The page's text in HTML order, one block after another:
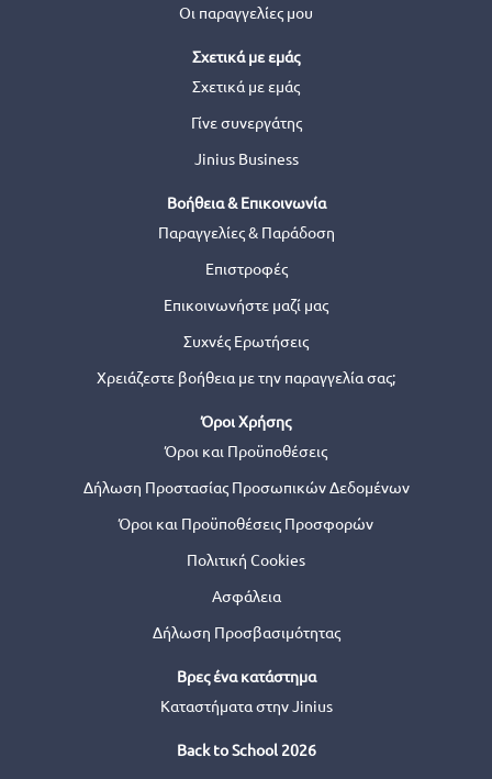
Οι παραγγελίες μου
Σχετικά με εμάς
Σχετικά με εμάς
Γίνε συνεργάτης
Jinius Business
Βοήθεια & Επικοινωνία
Παραγγελίες & Παράδοση
Επιστροφές
Επικοινωνήστε μαζί μας
Συχνές Ερωτήσεις
Χρειάζεστε βοήθεια με την παραγγελία σας;
Όροι Χρήσης
Όροι και Προϋποθέσεις
Δήλωση Προστασίας Προσωπικών Δεδομένων
Όροι και Προϋποθέσεις Προσφορών
Πολιτική Cookies
Ασφάλεια
Δήλωση Προσβασιμότητας
Βρες ένα κατάστημα
Καταστήματα στην Jinius
Back to School 2026